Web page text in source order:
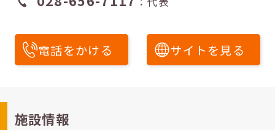
電話をかける サイトを見る
施設情報